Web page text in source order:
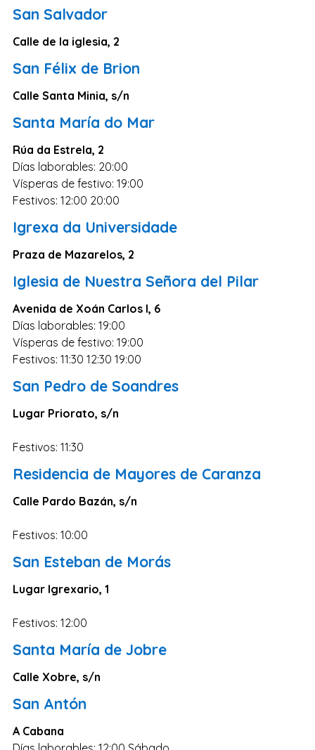
San Salvador
Calle de la iglesia, 2
San Félix de Brion
Calle Santa Minia, s/n
Santa María do Mar
Rúa da Estrela, 2
Días laborables: 20:00
Vísperas de festivo: 19:00
Festivos: 12:00 20:00
Igrexa da Universidade
Praza de Mazarelos, 2
Iglesia de Nuestra Señora del Pilar
Avenida de Xoán Carlos I, 6
Días laborables: 19:00
Vísperas de festivo: 19:00
Festivos: 11:30 12:30 19:00
San Pedro de Soandres
Lugar Priorato, s/n
Festivos: 11:30
Residencia de Mayores de Caranza
Calle Pardo Bazán, s/n
Festivos: 10:00
San Esteban de Morás
Lugar Igrexario, 1
Festivos: 12:00
Santa María de Jobre
Calle Xobre, s/n
San Antón
A Cabana